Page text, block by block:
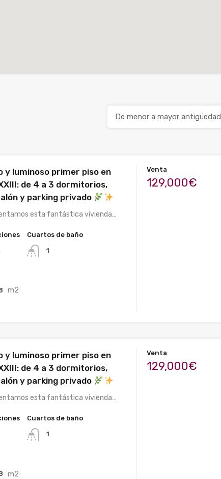
De menor a mayor antigüedad
y luminoso primer piso en
de 4 a 3 dormitorios,
y parking privado
esta fantástica vivienda…
Cuartos de baño
1
m2
Venta
129,000€
y luminoso primer piso en
de 4 a 3 dormitorios,
y parking privado
esta fantástica vivienda…
Cuartos de baño
1
m2
Venta
129,000€